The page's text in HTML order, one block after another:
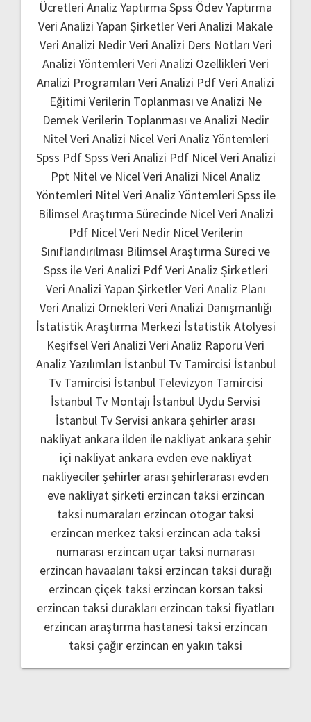
Ücretleri Analiz Yaptırma Spss Ödev Yaptırma
Veri Analizi Yapan ŞirketlerVeri Analizi Makale
Veri Analizi NedirVeri Analizi Ders Notları Veri
Analizi Yöntemleri Veri Analizi Özellikleri Veri
Analizi Programları Veri Analizi PdfVeri Analizi
Eğitimi Verilerin Toplanması ve Analizi Ne
Demek Verilerin Toplanması ve Analizi Nedir
Nitel Veri Analizi Nicel Veri Analiz Yöntemleri
Spss PdfSpss Veri Analizi Pdf Nicel Veri Analizi
Ppt Nitel ve Nicel Veri Analizi Nicel Analiz
Yöntemleri Nitel Veri Analiz Yöntemleri Spss ile
Bilimsel Araştırma Sürecinde Nicel Veri Analizi
Pdf Nicel Veri Nedir Nicel Verilerin
Sınıflandırılması Bilimsel Araştırma Süreci ve
Spss ile Veri Analizi PdfVeri Analiz Şirketleri
Veri Analizi Yapan ŞirketlerVeri Analiz Planı
Veri Analizi Örnekleri Veri Analizi Danışmanlığı
İstatistik Araştırma Merkezi İstatistik Atolyesi
Keşifsel Veri Analizi Veri Analiz Raporu Veri
Analiz Yazılımları İstanbul Tv Tamircisi İstanbul
Tv Tamircisi İstanbul Televizyon Tamircisi
İstanbul Tv Montajı İstanbul Uydu Servisi
İstanbul Tv Servisi ankara şehirler arası
nakliyat ankara ilden ile nakliyat ankara şehir
içi nakliyat ankara evden eve nakliyat
nakliyeciler şehirler arası şehirlerarası evden
eve nakliyat şirketi erzincan taksi erzincan
taksi numaraları erzincan otogar taksi
erzincan merkez taksi erzincan ada taksi
numarası erzincan uçar taksi numarası
erzincan havaalanı taksi erzincan taksi durağı
erzincan çiçek taksi erzincan korsan taksi
erzincan taksi durakları erzincan taksi fiyatları
erzincan araştırma hastanesi taksi erzincan
taksi çağır erzincan en yakın taksi